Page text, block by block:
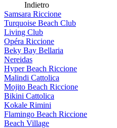
Indietro
Samsara Riccione
Turquoise Beach Club
Living Club
Opéra Riccione
Beky Bay Bellaria
Nereidas
Hyper Beach Riccione
Malindi Cattolica
Mojito Beach Riccione
Bikini Cattolica
Kokale Rimini
Flamingo Beach Riccione
Beach Village